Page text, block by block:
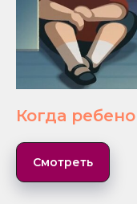
Когда
Смотреть